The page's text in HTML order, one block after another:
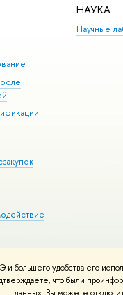
удобства его
что были
НАУКА
Научные
материалов Политика